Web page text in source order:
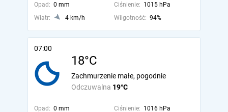
Opad: 0 mm Ciśnienie: 1015 hPa
Wiatr:
4 km/h Wilgotność: 94%
07:00
18°C
Odczuwalna 19°C
Zachmurzenie małe, pogodnie
Opad: 0 mm Ciśnienie: 1016 hPa